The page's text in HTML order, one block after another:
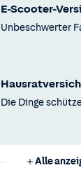
E-Scooter-
Unbeschwerter
Die Dinge
Alle